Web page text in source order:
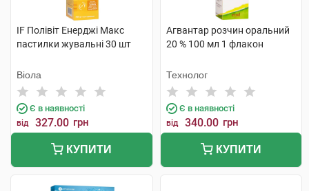
IF Полівіт Енерджі Макс
пастилки жувальні 30 шт
Віола
Є в наявності
від 327.00 грн
КУПИТИ
Агвантар розчин оральний
20 % 100 мл 1 флакон
Технолог
Є в наявності
від 340.00 грн
КУПИТИ